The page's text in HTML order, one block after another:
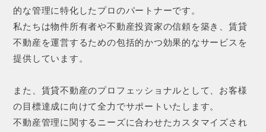
的な管理に特化したプロのパートナーです。
私たちは物件所有者や不動産投資家の信頼を築き、賃貸
不動産を運営するための包括的かつ効果的なサービスを
提供しています。
また、賃貸不動産のプロフェッショナルとして、お客様
の目標達成に向けて全力でサポートいたします。
不動産管理に関するニーズに合わせたカスタマイズされ